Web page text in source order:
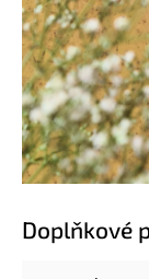
Doplňkové